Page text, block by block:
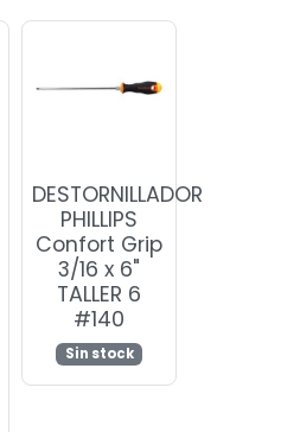
DESTORNILLADOR
PHILLIPS
Confort Grip
3/16 x 6"
TALLER 6
#140
Sin stock